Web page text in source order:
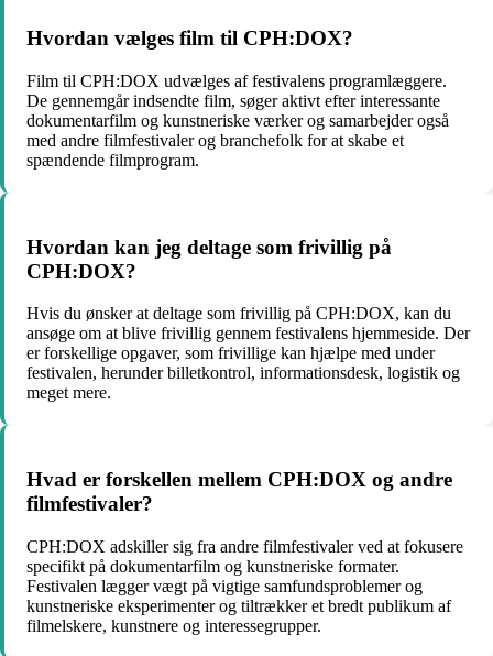
Hvordan vælges film til CPH:DOX?
Film til CPH:DOX udvælges af festivalens programlæggere.
De gennemgår indsendte film, søger aktivt efter interessante
dokumentarfilm og kunstneriske værker og samarbejder også
med andre filmfestivaler og branchefolk for at skabe et
spændende filmprogram.
Hvordan kan jeg deltage som frivillig på
CPH:DOX?
Hvis du ønsker at deltage som frivillig på CPH:DOX, kan du
ansøge om at blive frivillig gennem festivalens hjemmeside. Der
er forskellige opgaver, som frivillige kan hjælpe med under
festivalen, herunder billetkontrol, informationsdesk, logistik og
meget mere.
Hvad er forskellen mellem CPH:DOX og andre
filmfestivaler?
CPH:DOX adskiller sig fra andre filmfestivaler ved at fokusere
specifikt på dokumentarfilm og kunstneriske formater.
Festivalen lægger vægt på vigtige samfundsproblemer og
kunstneriske eksperimenter og tiltrækker et bredt publikum af
filmelskere, kunstnere og interessegrupper.